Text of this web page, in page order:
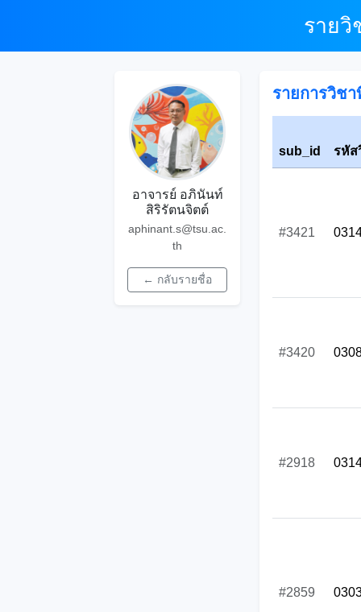
ราย
อาจารย์ อภินันท์
สิริรัตนจิตต์
aphinant.s@tsu.ac.
th
← กลับรายชื่อ
รายการวิช
sub_id รหัส
#3421
#3420
#2918
#2859